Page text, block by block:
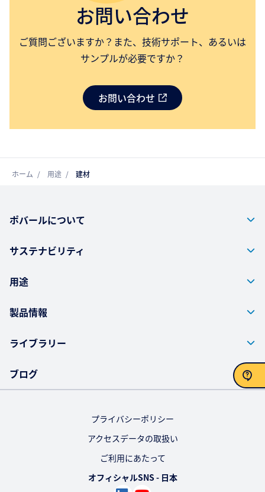
お問い合わせ
ご質問ございますか？また、技術サポート、あるいは
サンプルが必要ですか？
お問い合わせ
ホーム 用途 建材
ポバールについて
サステナビリティ
用途
製品情報
ライブラリー
ブログ
プライバシーポリシー
アクセスデータの取扱い
ご利用にあたって
オフィシャルSNS - 日本